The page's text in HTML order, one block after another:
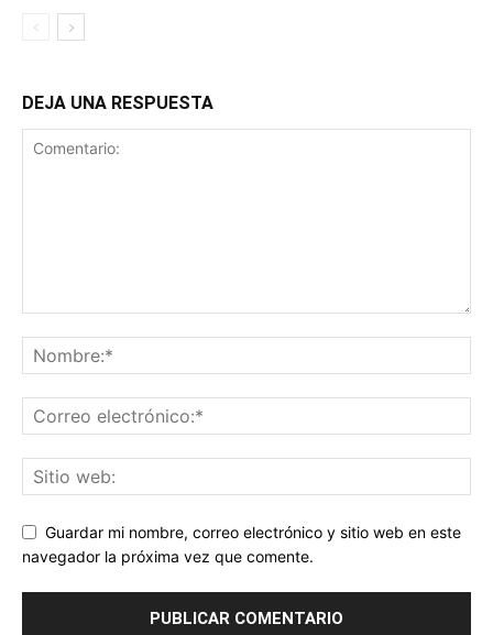
DEJA UNA RESPUESTA
Guardar mi nombre, correo electrónico y sitio web en este
navegador la próxima vez que comente.